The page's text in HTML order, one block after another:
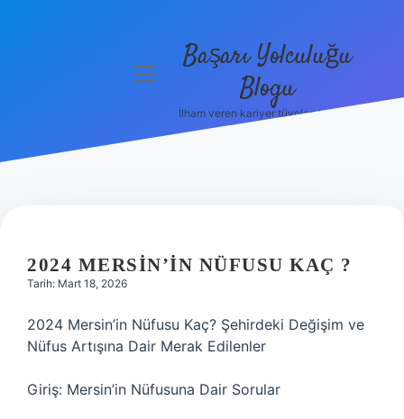
Hakkımızda
menüyüBaşarı Yolculuğu
Blogu
İlham veren kariyer tüyoları burada!
2024 MERSIN’IN NÜFUSU KAÇ ?
Tarih: Mart 18, 2026
2024 Mersin’in Nüfusu Kaç? Şehirdeki Değişim ve
Nüfus Artışına Dair Merak Edilenler
Giriş: Mersin’in Nüfusuna Dair Sorular